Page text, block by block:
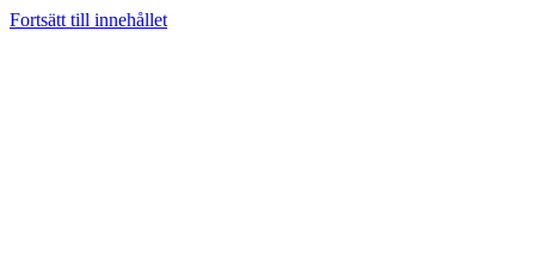
Fortsätt till innehållet